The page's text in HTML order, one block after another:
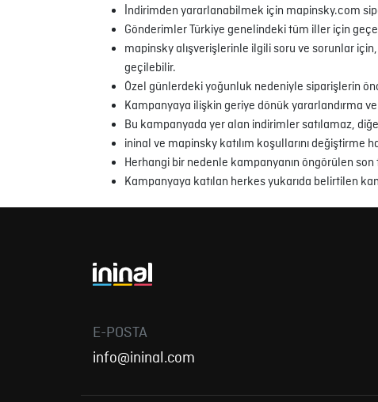
İndirimden yararlanabilmek için mapinsky.com
Gönderimler Türkiye genelindeki tüm iller için
mapinsky alışverişlerinle ilgili soru ve sorunlar
geçilebilir.
Özel günlerdeki yoğunluk nedeniyle siparişlerin
Kampanyaya ilişkin geriye dönük yararlandırma
Bu kampanyada yer alan indirimler satılamaz,
ininal ve mapinsky katılım koşullarını değiştirme
Herhangi bir nedenle kampanyanın öngörülen
Kampanyaya katılan herkes yukarıda belirtilen
E-POSTA
info@ininal.com